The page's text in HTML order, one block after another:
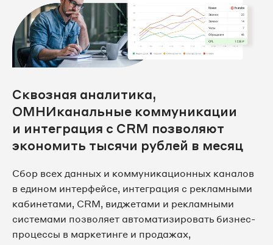
Сквозная аналитика,
ОМНИканальные коммуникации
и интеграция с CRM позволяют
экономить тысячи рублей в месяц
Сбор всех данных и коммуникационных каналов
в едином интерфейсе, интеграция с рекламными
кабинетами, CRM, виджетами и рекламными
системами позволяет автоматизировать бизнес-
процессы в маркетинге и продажах,